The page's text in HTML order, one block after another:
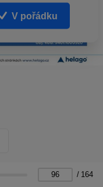
/ 164
V pořádku